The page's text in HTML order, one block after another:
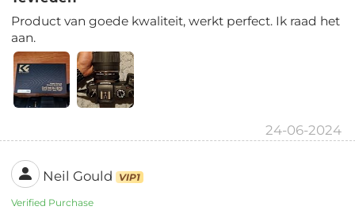
Product van goede kwaliteit, werkt perfect. Ik raad het
aan.
24-06-2024
Neil Gould VIP1
Verified Purchase